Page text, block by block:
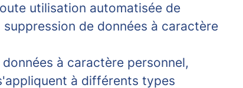
utilisation automatisée de
de données à caractère
à caractère personnel,
à différents types